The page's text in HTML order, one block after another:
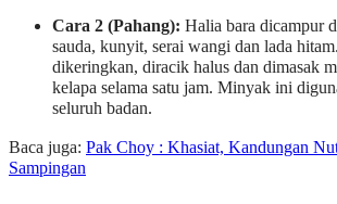
Cara 2 (Pahang): Halia bara dicampur
sauda, kunyit, serai wangi dan lada
dikeringkan, diracik halus dan dimasak
kelapa selama satu jam. Minyak ini
seluruh badan.
Baca juga: Pak Choy : Khasiat, Kandungan
Sampingan